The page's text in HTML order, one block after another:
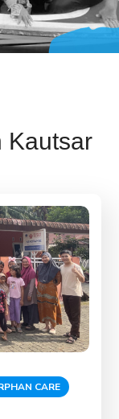
Kautsar
CARE